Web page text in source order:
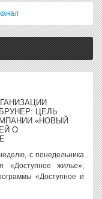
ЦЕЛЬ
«НОВЫЙ
О
с понедельника
«Доступное жилье»,
«Доступное и